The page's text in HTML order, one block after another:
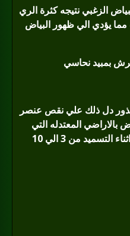
الزغبي نتيجه كثرة الري
مما يؤدي الي ظهور البياض
بمبيد نحاسي
دل ذلك علي نقص عنصر
بالاراضي المعتدله التي
تميل الي القلويه لذا يضاف في اثناء التسميد من 3 الي 10